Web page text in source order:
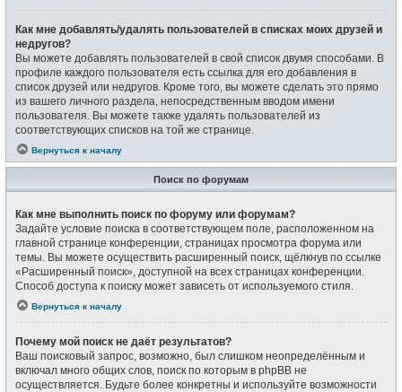
Как мне добавлять/удалять пользователей в списках моих друзей и
недругов?
Вы можете добавлять пользователей в свой список двумя способами. В
профиле каждого пользователя есть ссылка для его добавления в
список друзей или недругов. Кроме того, вы можете сделать это прямо
из вашего личного раздела, непосредственным вводом имени
пользователя. Вы можете также удалять пользователей из
соответствующих списков на той же странице.
Вернуться к началу
Поиск по форумам
Как мне выполнить поиск по форуму или форумам?
Задайте условие поиска в соответствующем поле, расположенном на
главной странице конференции, страницах просмотра форума или
темы. Вы можете осуществить расширенный поиск, щёлкнув по ссылке
«Расширенный поиск», доступной на всех страницах конференции.
Способ доступа к поиску может зависеть от используемого стиля.
Вернуться к началу
Почему мой поиск не даёт результатов?
Ваш поисковый запрос, возможно, был слишком неопределённым и
включал много общих слов, поиск по которым в phpBB не
осуществляется. Будьте более конкретны и используйте возможности